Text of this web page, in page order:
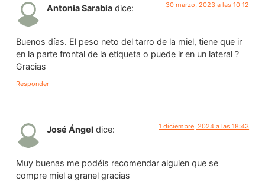
Antonia Sarabia dice: 30 marzo, 2023 a las 10:12
Buenos días. El peso neto del tarro de la miel, tiene que ir
en la parte frontal de la etiqueta o puede ir en un lateral ?
Gracias
Responder
José Ángel dice: 1 diciembre, 2024 a las 18:43
Muy buenas me podéis recomendar alguien que se
compre miel a granel gracias